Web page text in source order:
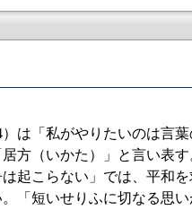
は「私がやりたいのは言葉
方（いかた）」と言い表
起こらない」では、平和を
「短いせりふに切なる思い